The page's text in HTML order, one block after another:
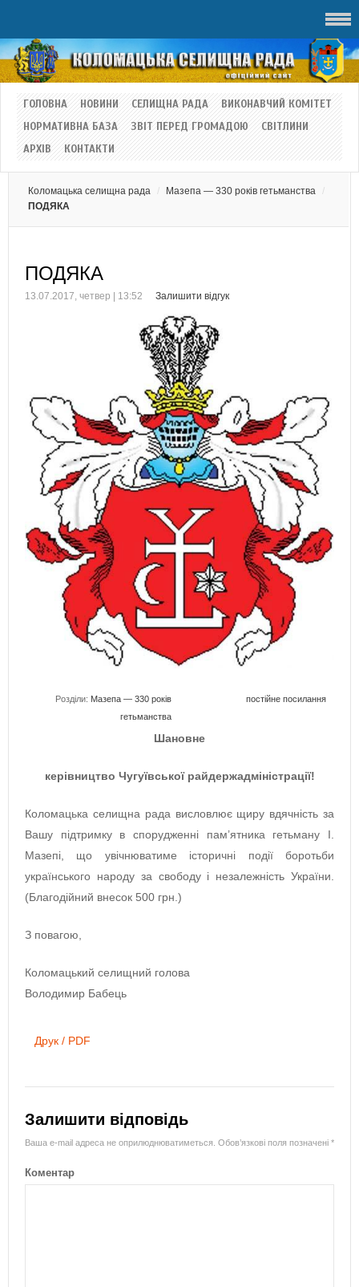
ГОЛОВНА НОВИНИ СЕЛИЩНА РАДА
ВИКОНАВЧИЙ КОМІТЕТ
НОРМАТИВНА БАЗА
ЗВІТ ПЕРЕД ГРОМАДОЮ
СВІТЛИНИ
АРХІВ
КОНТАКТИ
Коломацька селищна рада
Мазепа — 330 років гетьманства
ПОДЯКА
ПОДЯКА
13.07.2017, четвер | 13:52 Залишити відгук
Розділи: Мазепа — 330 років
гетьманства
постійне посилання
Шановне
керівництво Чугуївської райдержадміністрації!
Коломацька селищна рада висловлює щиру вдячність за
Вашу підтримку в спорудженні пам’ятника гетьману І.
Мазепі, що увічнюватиме історичні події боротьби
українського народу за свободу і незалежність України.
(Благодійний внесок 500 грн.)
З повагою,
Коломацький селищний голова
Володимир Бабець
Друк / PDF
Залишити відповідь
Ваша e-mail адреса не оприлюднюватиметься. Обов’язкові поля позначені *
Коментар